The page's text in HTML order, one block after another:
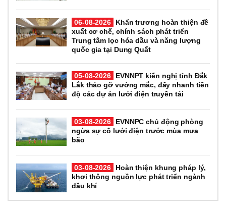
06-08-2026
Khẩn trương hoàn thiện đề
xuất cơ chế, chính sách phát triển
Trung tâm lọc hóa dầu và năng lượng
quốc gia tại Dung Quất
05-08-2026
EVNNPT kiến nghị tỉnh Đắk
Lắk tháo gỡ vướng mắc, đẩy nhanh tiến
độ các dự án lưới điện truyền tải
03-08-2026
EVNNPC chủ động phòng
ngừa sự cố lưới điện trước mùa mưa
bão
03-08-2026
Hoàn thiện khung pháp lý,
khơi thông nguồn lực phát triển ngành
dầu khí